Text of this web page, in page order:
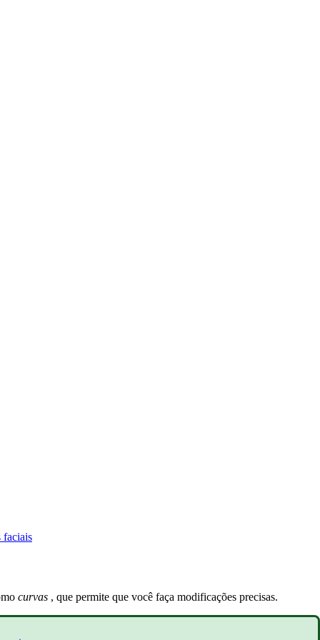
faciais
curvas , que permite que você faça modificações precisas.